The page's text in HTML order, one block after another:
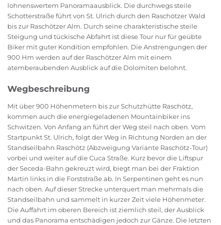
lohnenswertem Panoramaausblick. Die durchwegs steile
Schotterstraße führt von St. Ulrich durch den Raschötzer Wald
bis zur Raschötzer Alm. Durch seine charakteristische steile
Steigung und tückische Abfahrt ist diese Tour nur für geübte
Biker mit guter Kondition empfohlen. Die Anstrengungen der
900 Hm werden auf der Raschötzer Alm mit einem
atemberaubenden Ausblick auf die Dolomiten belohnt.
Wegbeschreibung
Mit über 900 Höhenmetern bis zur Schutzhütte Raschötz,
kommen auch die energiegeladenen Mountainbiker ins
Schwitzen. Von Anfang an führt der Weg steil nach oben. Vom
Startpunkt St. Ulrich, folgt der Weg in Richtung Norden an der
Standseilbahn Raschötz (Abzweigung Variante Raschötz-Tour)
vorbei und weiter auf die Cuca Straße. Kurz bevor die Liftspur
der Seceda-Bahn gekreuzt wird, biegt man bei der Fraktion
Martin links in die Forststraße ab. In Serpentinen geht es nun
nach oben. Auf dieser Strecke unterquert man mehrmals die
Standseilbahn und sammelt in kurzer Zeit viele Höhenmeter.
Die Auffahrt im oberen Bereich ist ziemlich steil, der Ausblick
und das Panorama entschädigen jedoch zur Gänze. Die letzten